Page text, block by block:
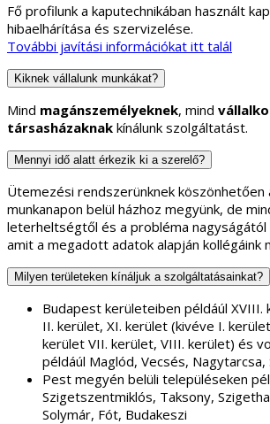
Fő profilunk a kaputechnikában használt
hibaelhárítása és szervizelése.
További javítási információkat itt talál
Kiknek vállalunk munkákat?
Mind magánszemélyeknek, mind
társasházaknak kínálunk szolgáltatást.
Mennyi idő alatt érkezik ki a szerelő?
Ütemezési rendszerünknek köszönhetően
munkanapon belül házhoz megyünk, de
leterheltségtől és a probléma nagyságától
amit a megadott adatok alapján kollégáink
Milyen területeken kínáljuk a szolgáltatásainkat?
Budapest kerületeiben példáúl XVIII.
II. kerület, XI. kerület (kivéve I.
kerület VII. kerület, VIII. kerület) és
példáúl Maglód, Vecsés, Nagytarcsa,
Pest megyén belüli településeken
Szigetszentmiklós, Taksony,
Solymár, Fót, Budakeszi